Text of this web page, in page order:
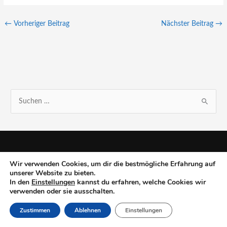
← Vorheriger Beitrag Nächster Beitrag →
c
n
n
c
Wir verwenden Cookies, um dir die bestmögliche Erfahrung auf
unserer Website zu bieten.
In den Einstellungen kannst du erfahren, welche Cookies wir
verwenden oder sie ausschalten.
Zustimmen Ablehnen Einstellungen